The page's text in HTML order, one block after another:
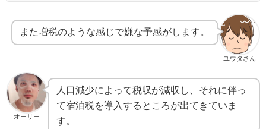
ユウタさん
また増税のような感じで嫌な予感がします。
オーリー
人口減少によって税収が減収し、それに伴っ
て宿泊税を導入するところが出てきていま
す。